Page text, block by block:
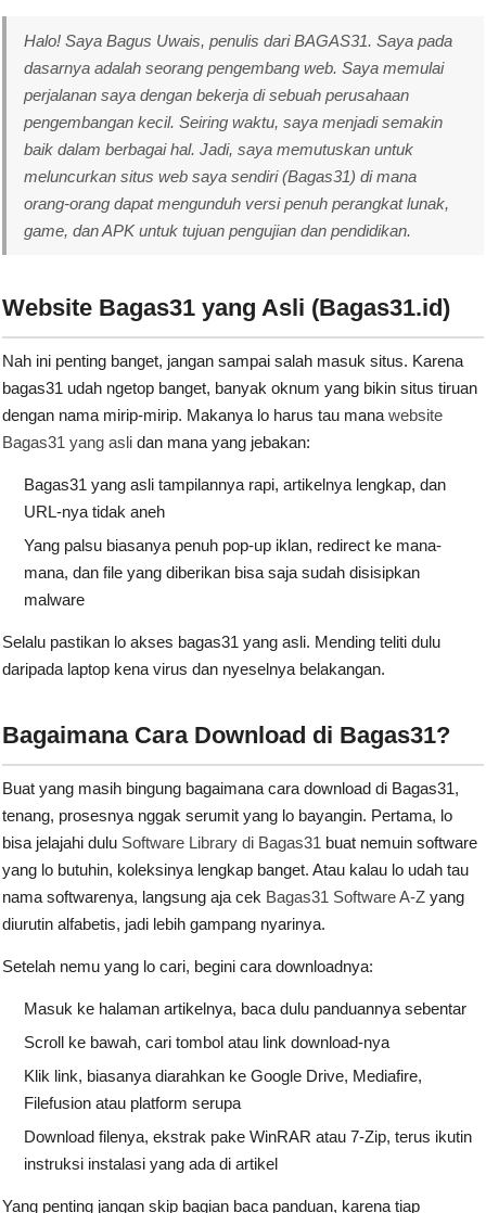
Halo! Saya Bagus Uwais, penulis dari BAGAS31. Saya pada
dasarnya adalah seorang pengembang web. Saya memulai
perjalanan saya dengan bekerja di sebuah perusahaan
pengembangan kecil. Seiring waktu, saya menjadi semakin
baik dalam berbagai hal. Jadi, saya memutuskan untuk
meluncurkan situs web saya sendiri (Bagas31) di mana
orang-orang dapat mengunduh versi penuh perangkat lunak,
game, dan APK untuk tujuan pengujian dan pendidikan.
Website Bagas31 yang Asli (Bagas31.id)
Nah ini penting banget, jangan sampai salah masuk situs. Karena
bagas31 udah ngetop banget, banyak oknum yang bikin situs tiruan
dengan nama mirip-mirip. Makanya lo harus tau manawebsite
Bagas31 yang asli dan mana yang jebakan:
Bagas31 yang asli tampilannya rapi, artikelnya lengkap, dan
URL-nya tidak aneh
Yang palsu biasanya penuh pop-up iklan, redirect ke mana-
mana, dan file yang diberikan bisa saja sudah disisipkan
malware
Selalu pastikan lo akses bagas31 yang asli. Mending teliti dulu
daripada laptop kena virus dan nyeselnya belakangan.
Bagaimana Cara Download di Bagas31?
Buat yang masih bingung bagaimana cara download di Bagas31,
tenang, prosesnya nggak serumit yang lo bayangin. Pertama, lo
bisa jelajahi dulu Software Library di Bagas31 buat nemuin software
yang lo butuhin, koleksinya lengkap banget. Atau kalau lo udah tau
nama softwarenya, langsung aja cek Bagas31 Software A-Z yang
diurutin alfabetis, jadi lebih gampang nyarinya.
Setelah nemu yang lo cari, begini cara downloadnya:
Masuk ke halaman artikelnya, baca dulu panduannya sebentar
Scroll ke bawah, cari tombol atau link download-nya
Klik link, biasanya diarahkan ke Google Drive, Mediafire,
Filefusion atau platform serupa
Download filenya, ekstrak pake WinRAR atau 7-Zip, terus ikutin
instruksi instalasi yang ada di artikel
Yang penting jangan skip bagian baca panduan, karena tiap